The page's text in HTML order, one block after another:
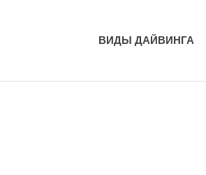
ВИДЫ ДАЙВИНГА